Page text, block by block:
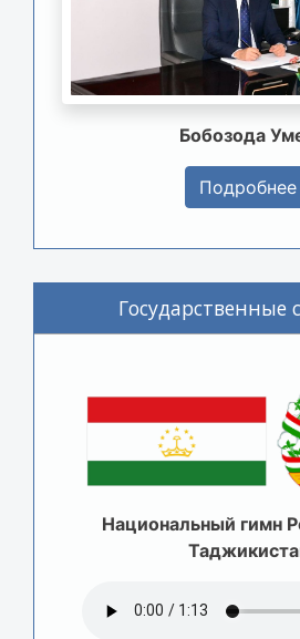
Бобозода
Подробнее
Государственные
Национальный гимн